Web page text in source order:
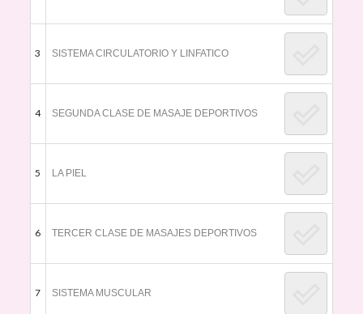
3 SISTEMA CIRCULATORIO Y LINFATICO
4 SEGUNDA CLASE DE MASAJE DEPORTIVOS
5 LA PIEL
6 TERCER CLASE DE MASAJES DEPORTIVOS
7 SISTEMA MUSCULAR